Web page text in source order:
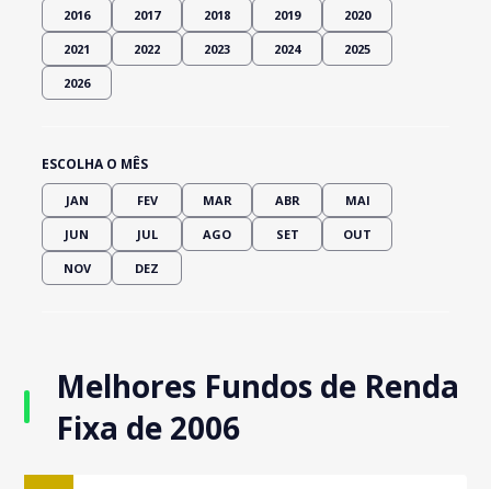
2016 2017 2018 2019 2020
2021 2022 2023 2024 2025
2026
ESCOLHA O MÊS
JAN FEV MAR ABR MAI
JUN JUL AGO SET OUT
NOV DEZ
Melhores Fundos de Renda
Fixa de 2006